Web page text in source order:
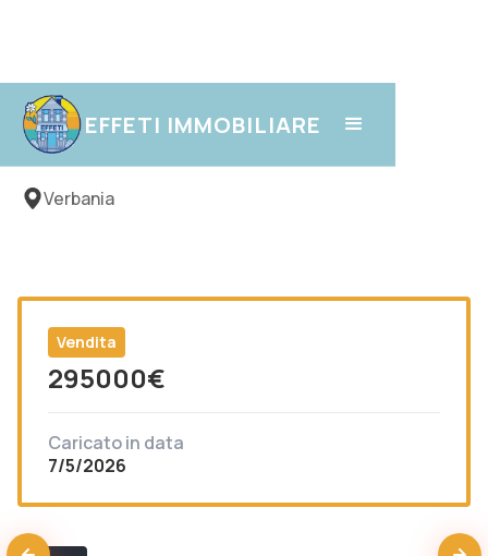
EFFETI IMMOBILIARE
Gravellona
Verbania
Vendita
295000€
Caricato in data
7/5/2026